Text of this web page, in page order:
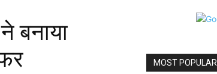
बनाया
MOST POPULAR